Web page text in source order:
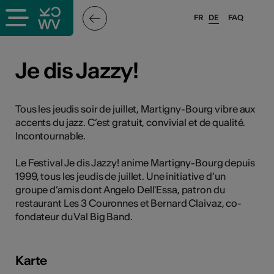
FAQ
FR DE
Je dis Jazzy!
Tous les jeudis soir de juillet, Martigny-Bourg vibre aux
accents du jazz. C’est gratuit, convivial et de qualité.
Incontournable.
Le Festival Je dis Jazzy! anime Martigny-Bourg depuis
1999, tous les jeudis de juillet. Une initiative d’un
groupe d’amis dont Angelo Dell'Essa, patron du
restaurant Les 3 Couronnes et Bernard Claivaz, co-
fondateur du Val Big Band.
Karte